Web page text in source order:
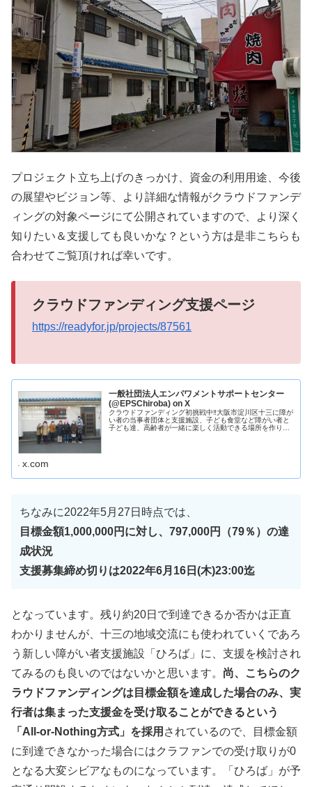
プロジェクト立ち上げのきっかけ、資金の利用用途、今後
の展望やビジョン等、より詳細な情報がクラウドファンデ
ィングの対象ページにて公開されていますので、より深く
知りたい＆支援しても良いかな？という方は是非こちらも
合わせてご覧頂ければ幸いです。
クラウドファンディング支援ページ
https://readyfor.jp/projects/87561
一般社団法人エンパワメントサポートセンター
(@EPSChiroba) on X
クラウドファンディング初挑戦中‼️大阪市淀川区十三に障が
い者の当事者団体と支援施設、子ども食堂など障がい者と
子ども達、高齢者が一緒に楽しく活動できる場所を作りま
x.com
ちなみに2022年5月27日時点では、
目標金額1,000,000円に対し、797,000円（79％）の達
成状況
支援募集締め切りは2022年6月16日(木)23:00迄
となっています。残り約20日で到達できるか否かは正直
わかりませんが、十三の地域交流にも使われていくであろ
う新しい障がい者支援施設「ひろば」に、支援を検討され
てみるのも良いのではないかと思います。 尚、こちらのク
ラウドファンディングは目標金額を達成した場合のみ、実
行者は集まった支援金を受け取ることができるという
「All-or-Nothing方式」を採用 されているので、目標金額
に到達できなかった場合にはクラファンでの受け取りが0
となる大変シビアなものになっています。「ひろば」が予